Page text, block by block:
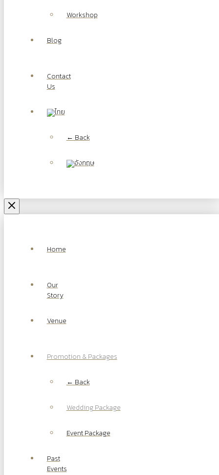
Workshop
Blog
Contact
Us
← Back
Home
Our
Story
Venue
Promotion & Packages
← Back
Wedding Package
Event Package
Past
Events